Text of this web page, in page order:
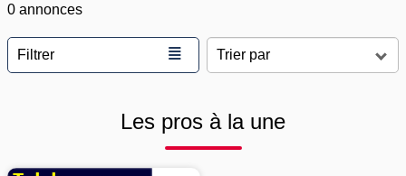
0 annonces
Filtrer ≣
Les pros à la une